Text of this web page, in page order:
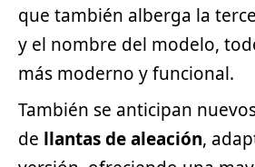
que también alberga la
y el nombre del modelo,
más moderno y funcional.
También se anticipan
de llantas de aleación,